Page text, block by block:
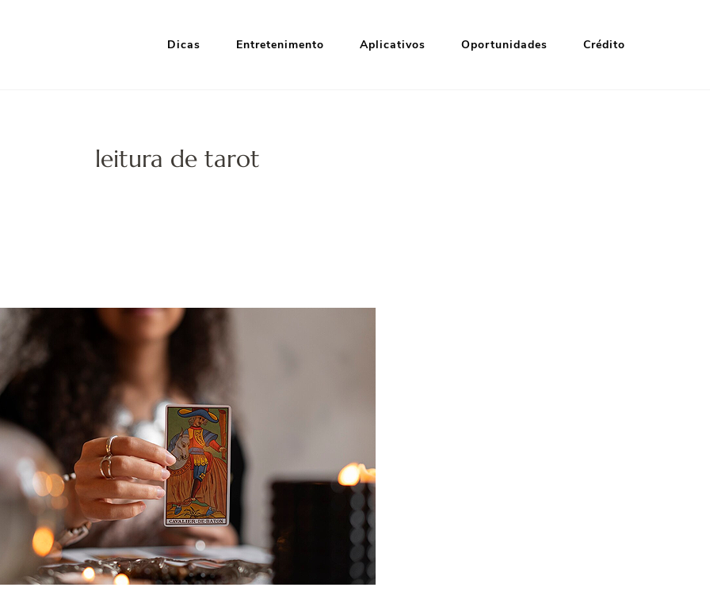
Dicas Entretenimento Aplicativos Oportunidades Crédito
leitura de tarot